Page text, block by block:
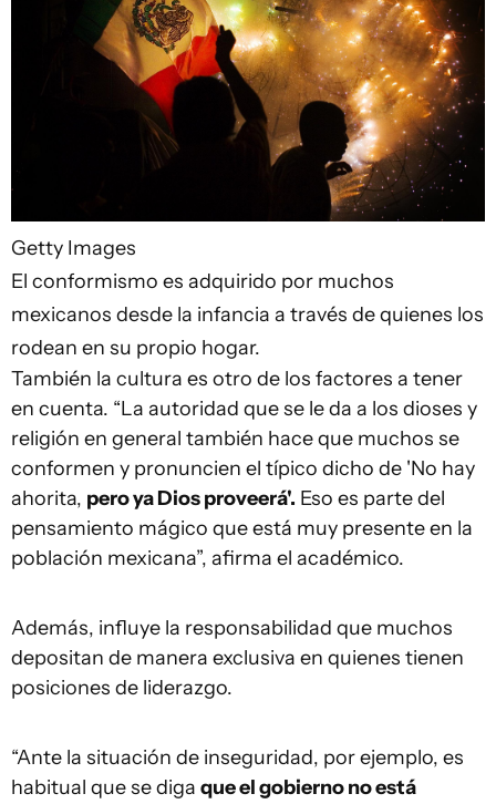
Getty Images
El conformismo es adquirido por muchos
mexicanos desde la infancia a través de quienes los
rodean en su propio hogar.
También la cultura es otro de los factores a tener
en cuenta. “La autoridad que se le da a los dioses y
religión en general también hace que muchos se
conformen y pronuncien el típico dicho de 'No hay
ahorita, pero ya Dios proveerá'. Eso es parte del
pensamiento mágico que está muy presente en la
población mexicana”, afirma el académico.
Además, influye la responsabilidad que muchos
depositan de manera exclusiva en quienes tienen
posiciones de liderazgo.
“Ante la situación de inseguridad, por ejemplo, es
habitual que se diga que el gobierno no está